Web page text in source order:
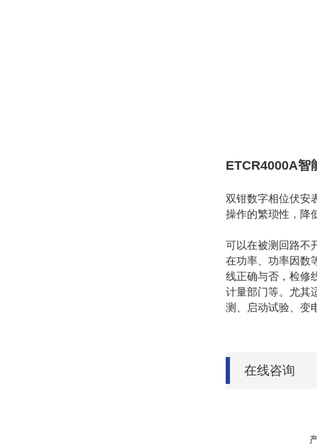
ETCR4000A智
双钳数字相位伏安
操作的繁琐性，降
可以在被测回路不
在功率、功率因数
线正确与否，检修
计量部门等。尤其
测、启动试验、变
在线咨询